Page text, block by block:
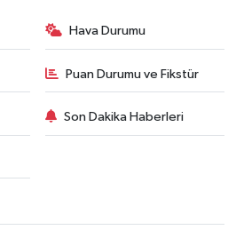
Hava Durumu
Puan Durumu ve Fikstür
Son Dakika Haberleri